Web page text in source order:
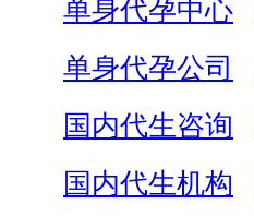
单身代孕中心
单身代孕公司
国内代生咨询
国内代生机构